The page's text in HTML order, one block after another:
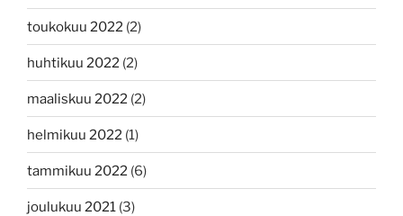
toukokuu 2022 (2)
huhtikuu 2022 (2)
maaliskuu 2022 (2)
helmikuu 2022 (1)
tammikuu 2022 (6)
joulukuu 2021 (3)